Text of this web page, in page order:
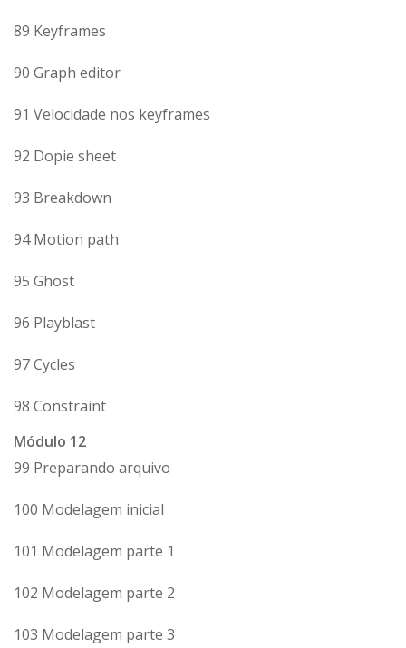
89 Keyframes
90 Graph editor
91 Velocidade nos keyframes
92 Dopie sheet
93 Breakdown
94 Motion path
95 Ghost
96 Playblast
97 Cycles
98 Constraint
Módulo 12
99 Preparando arquivo
100 Modelagem inicial
101 Modelagem parte 1
102 Modelagem parte 2
103 Modelagem parte 3